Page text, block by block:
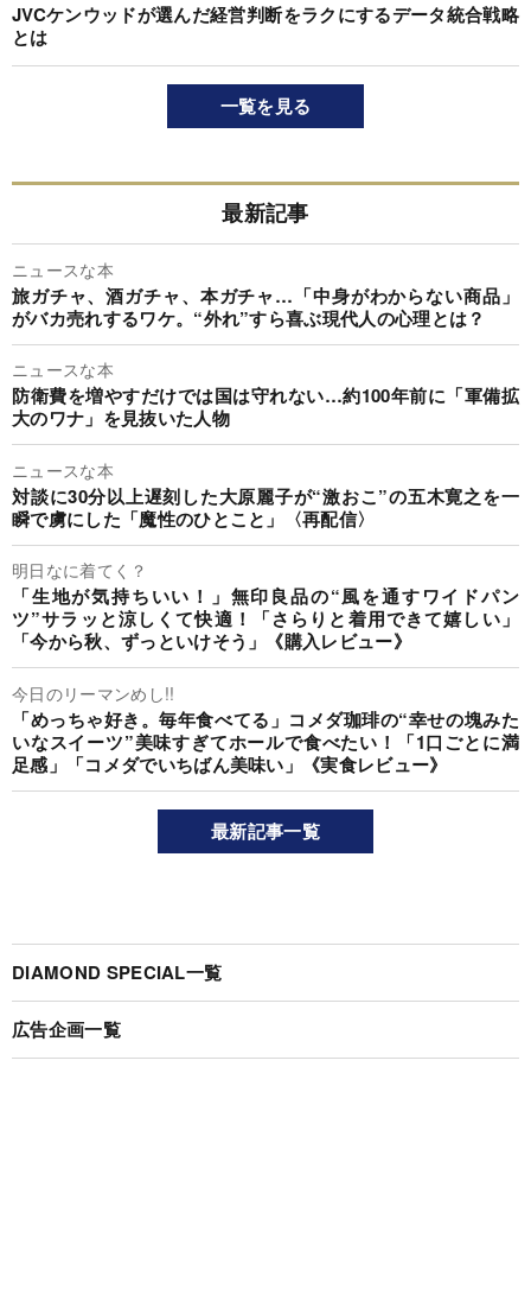
JVCケンウッドが選んだ経営判断をラクにするデータ統合戦略
とは
一覧を見る
最新記事
ニュースな本
旅ガチャ、酒ガチャ、本ガチャ…「中身がわからない商品」
がバカ売れするワケ。“外れ”すら喜ぶ現代人の心理とは？
ニュースな本
防衛費を増やすだけでは国は守れない…約100年前に「軍備拡
大のワナ」を見抜いた人物
ニュースな本
対談に30分以上遅刻した大原麗子が“激おこ”の五木寛之を一
瞬で虜にした「魔性のひとこと」〈再配信〉
明日なに着てく？
「生地が気持ちいい！」無印良品の“風を通すワイドパン
ツ”サラッと涼しくて快適！「さらりと着用できて嬉しい」
「今から秋、ずっといけそう」《購入レビュー》
今日のリーマンめし!!
「めっちゃ好き。毎年食べてる」コメダ珈琲の“幸せの塊みた
いなスイーツ”美味すぎてホールで食べたい！「1口ごとに満
足感」「コメダでいちばん美味い」《実食レビュー》
最新記事一覧
DIAMOND SPECIAL一覧
広告企画一覧